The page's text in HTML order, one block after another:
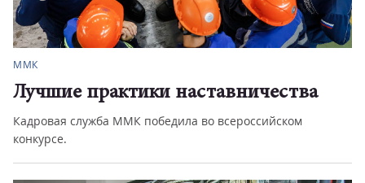
ММК
Лучшие практики наставничества
Кадровая служба ММК победила во всероссийском
конкурсе.